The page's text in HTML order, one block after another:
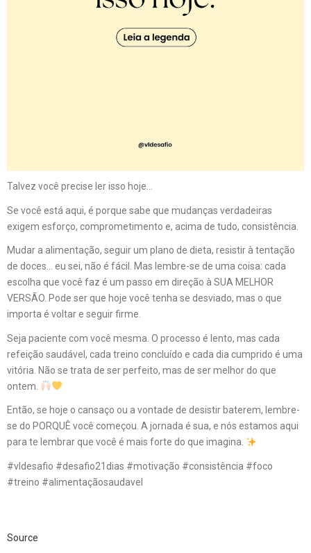
Talvez você precise ler isso hoje…
Se você está aqui, é porque sabe que mudanças verdadeiras
exigem esforço, comprometimento e, acima de tudo, consistência.
Mudar a alimentação, seguir um plano de dieta, resistir à tentação
de doces… eu sei, não é fácil. Mas lembre-se de uma coisa: cada
escolha que você faz é um passo em direção à SUA MELHOR
VERSÃO. Pode ser que hoje você tenha se desviado, mas o que
importa é voltar e seguir firme.
Seja paciente com você mesma. O processo é lento, mas cada
refeição saudável, cada treino concluído e cada dia cumprido é uma
vitória. Não se trata de ser perfeito, mas de ser melhor do que
ontem.
Então, se hoje o cansaço ou a vontade de desistir baterem, lembre-
se do PORQUÊ você começou. A jornada é sua, e nós estamos aqui
para te lembrar que você é mais forte do que imagina.
#vldesafio #desafio21dias #motivação #consistência #foco
#treino #alimentaçãosaudavel
Source